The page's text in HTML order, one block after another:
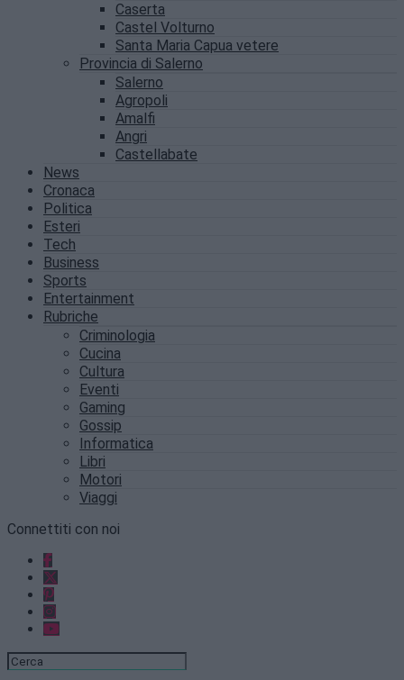
Caserta
Castel Volturno
Santa Maria Capua vetere
Provincia di Salerno
Salerno
Agropoli
Amalfi
Angri
Castellabate
News
Cronaca
Politica
Esteri
Tech
Business
Sports
Entertainment
Rubriche
Criminologia
Cucina
Cultura
Eventi
Gaming
Gossip
Informatica
Libri
Motori
Viaggi
Connettiti con noi